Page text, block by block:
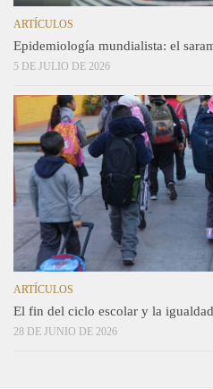
ARTÍCULOS
Epidemiología mundialista: el
5 DE JULIO DE 2026
ARTÍCULOS
El fin del ciclo escolar y la
28 DE JUNIO DE 2026